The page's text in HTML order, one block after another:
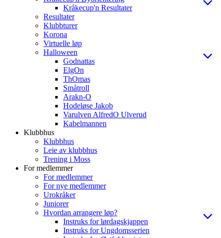
Kråkecup'n Resultater
Resultater
Klubbturer
Korona
Virtuelle løp
Halloween
Godnattas
ElgOn
ThOmas
Småtroll
Arakn-O
Hodeløse Jakob
Varulven AlfredO Ulverud
Kabelmannen
Klubbhus
Klubbhus
Leie av klubbhus
Trening i Moss
For medlemmer
For medlemmer
For nye medlemmer
Urokråker
Juniorer
Hvordan arrangere løp?
Instruks for lørdagskjappen
Instruks for Ungdomsserien